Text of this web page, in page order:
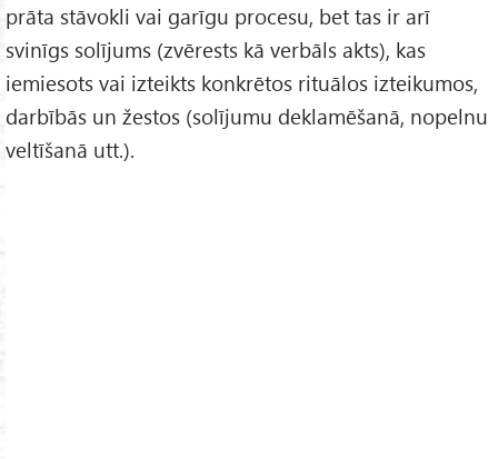
prāta stāvokli vai garīgu procesu, bet tas ir arī
svinīgs solījums (zvērests kā verbāls akts), kas
iemiesots vai izteikts konkrētos rituālos izteikumos,
darbībās un žestos (solījumu deklamēšanā, nopelnu
veltīšanā utt.).